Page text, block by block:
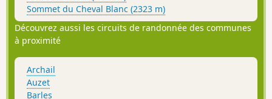
Sommet du Cheval Blanc (2323 m)
Découvrez aussi les circuits de randonnée des communes
à proximité
Archail
Auzet
Barles